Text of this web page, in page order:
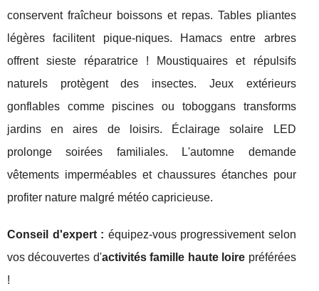
conservent fraîcheur boissons et repas. Tables pliantes
légères facilitent pique-niques. Hamacs entre arbres
offrent sieste réparatrice ! Moustiquaires et répulsifs
naturels protègent des insectes. Jeux extérieurs
gonflables comme piscines ou toboggans transforms
jardins en aires de loisirs. Éclairage solaire LED
prolonge soirées familiales. L'automne demande
vêtements imperméables et chaussures étanches pour
profiter nature malgré météo capricieuse.
Conseil d'expert : équipez-vous progressivement selon
vos découvertes d'activités famille haute loire préférées
!